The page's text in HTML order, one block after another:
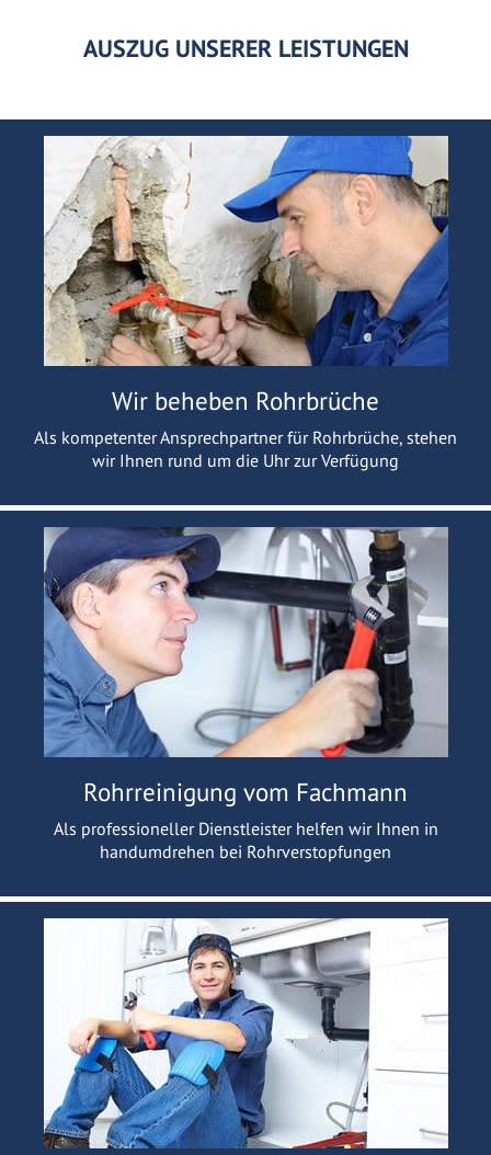
AUSZUG UNSERER LEISTUNGEN
Wir beheben Rohrbrüche
Als kompetenter Ansprechpartner für Rohrbrüche, stehen
wir Ihnen rund um die Uhr zur Verfügung
Rohrreinigung vom Fachmann
Als professioneller Dienstleister helfen wir Ihnen in
handumdrehen bei Rohrverstopfungen